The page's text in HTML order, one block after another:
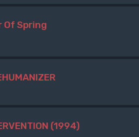
Of Spring
(1994)